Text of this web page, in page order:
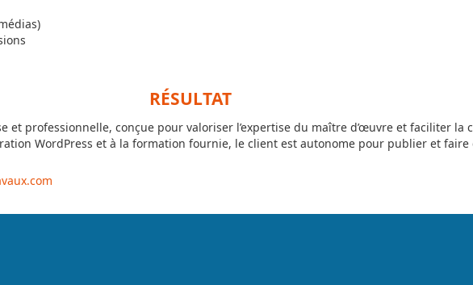
RÉSULTAT
et professionnelle, conçue pour valoriser l’expertise du maître d’œuvre et faciliter la
WordPress et à la formation fournie, le client est autonome pour publier et faire